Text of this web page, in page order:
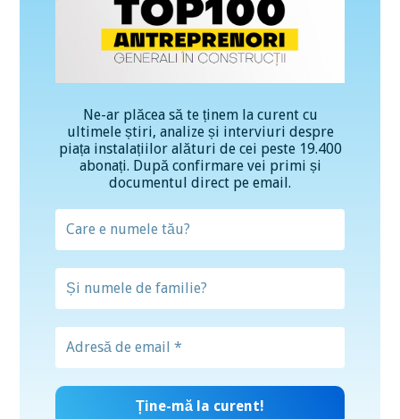
Ne-ar plăcea să te ținem la curent cu
ultimele știri, analize și interviuri despre
piața instalațiilor alături de cei peste 19.400
abonați. După confirmare vei primi și
documentul direct pe email.